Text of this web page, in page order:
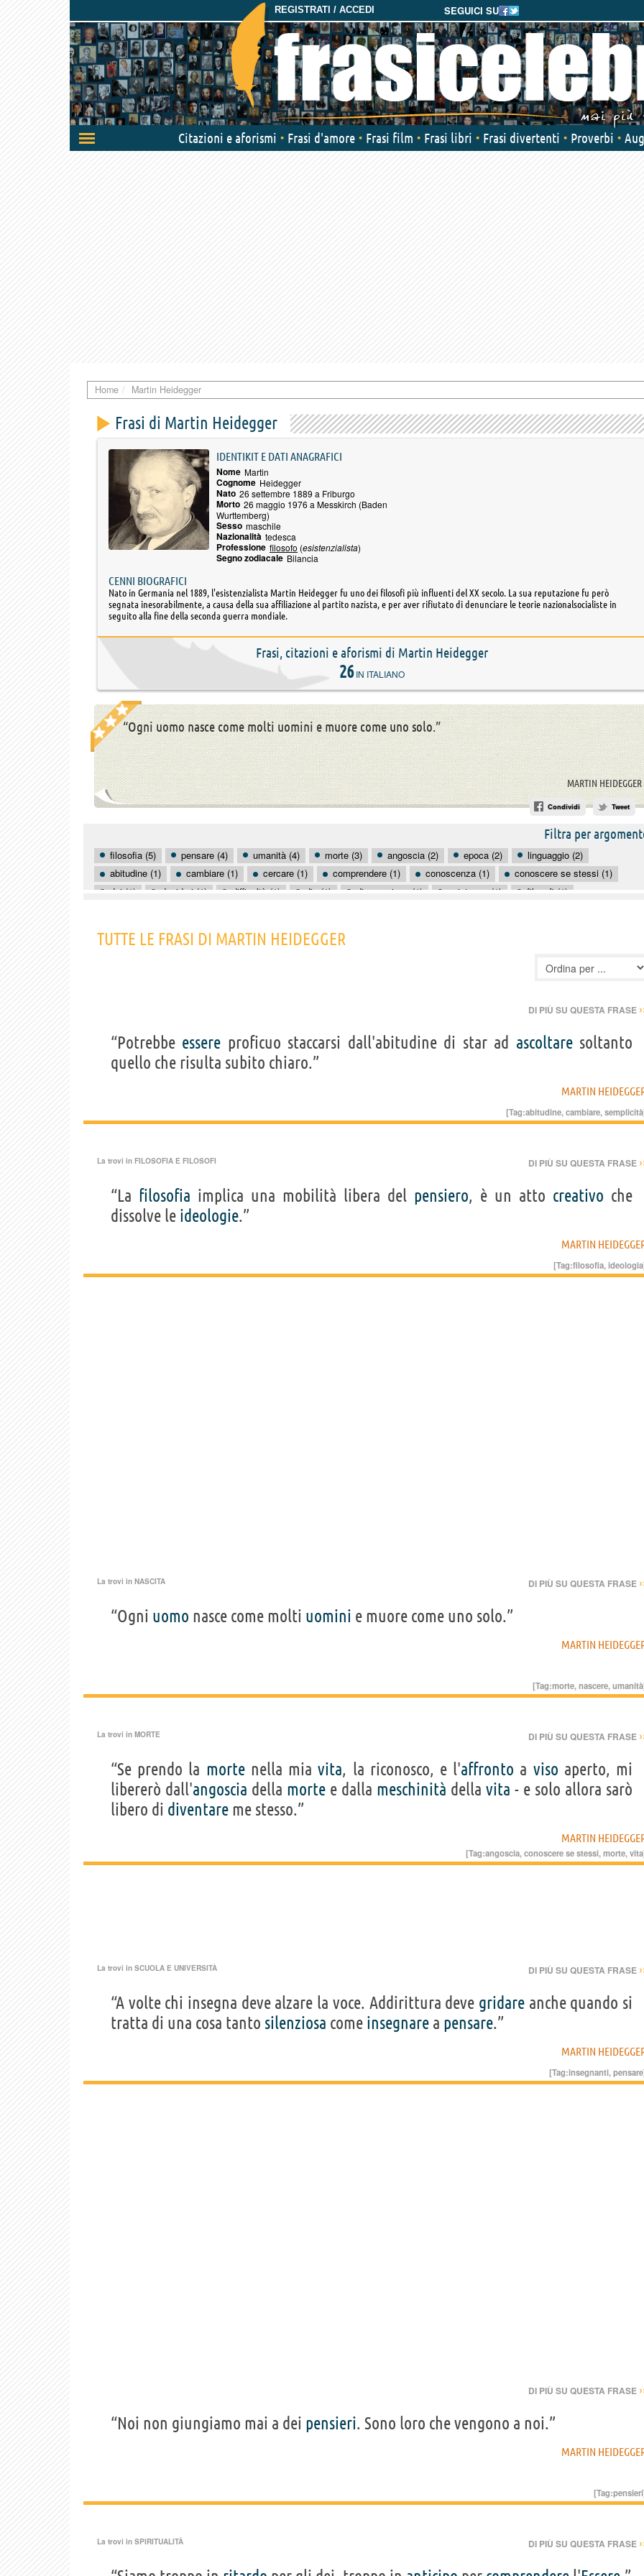
SEGUICI SU
REGISTRATI / ACCEDI
Attiva/disattiva
navigazione
Citazioni e aforismi Frasi d'amore Frasi film Frasi libri Frasi divertenti Proverbi
Home Martin Heidegger
Frasi di Martin Heidegger
IDENTIKIT E DATI ANAGRAFICI
Nome Martin
Cognome Heidegger
Nato 26 settembre 1889 a Friburgo
Morto 26 maggio 1976 a Messkirch (Baden
Wurttemberg)
Sesso maschile
Nazionalità tedesca
Professione filosofo (esistenzialista)
Segno zodiacale Bilancia
CENNI BIOGRAFICI
Nato in Germania nel 1889, l'esistenzialista Martin Heidegger fu uno dei filosofi più influenti del XX secolo. La sua reputazione fu però
segnata inesorabilmente, a causa della sua affiliazione al partito nazista, e per aver rifiutato di denunciare le teorie nazionalsocialiste in
seguito alla fine della seconda guerra mondiale.
Frasi, citazioni e aforismi di Martin Heidegger
26IN ITALIANO
“Ogni uomo nasce come molti uomini e muore come uno solo.”
MARTIN HEIDEGGER
Condividi Tweet
Filtra per
filosofia (5) pensare (4) umanità (4) morte (3) angoscia (2) epoca (2)
linguaggio (2)
abitudine (1)
cambiare (1) cercare (1) comprendere (1) conoscenza (1)
conoscere se stessi (1)
dei (1)
desideri (1) difficoltà (1) dio (1) disperazione (1) esistenza (1)
filosofi (1)
TUTTE LE FRASI DI MARTIN HEIDEGGER
DI PIÙ SU QUESTA FRASE
“Potrebbe essere proficuo staccarsi dall'abitudine di star ad ascoltaresoltanto
quello che risulta subito chiaro.”
MARTIN
[Tag:abitudine,cambiare,semplicità
La trovi in FILOSOFIA E FILOSOFI DI PIÙ SU QUESTA FRASE
“La filosofia implica una mobilità libera del pensiero, è un atto creativo che
dissolve le ideologie.”
MARTIN
[Tag:filosofia,ideologia
La trovi in NASCITA DI PIÙ SU QUESTA FRASE
“Ogni uomo nasce come molti uomini e muore come uno solo.”
MARTIN
[Tag:morte,nascere,umanità
La trovi in MORTE DI PIÙ SU QUESTA FRASE
“Se prendo la mortenella miavita, la riconosco, e l'affronto a viso aperto, mi
libererò dall'angoscia della morte e dalla meschinità della vita - e solo allora sarò
libero di diventare me stesso.”
MARTIN
[Tag:angoscia,conoscere se stessi,morte,vita
La trovi in SCUOLA E UNIVERSITÀ DI PIÙ SU QUESTA FRASE
“A volte chi insegna deve alzare la voce. Addirittura deve gridareanche quando si
tratta di una cosa tanto silenziosa come insegnare a pensare.”
MARTIN
[Tag:insegnanti,pensare
DI PIÙ SU QUESTA FRASE
“Noi non giungiamo mai a dei pensieri. Sono loro che vengono a noi.”
MARTIN
[Tag:pensieri
La trovi in SPIRITUALITÀ DI PIÙ SU QUESTA FRASE